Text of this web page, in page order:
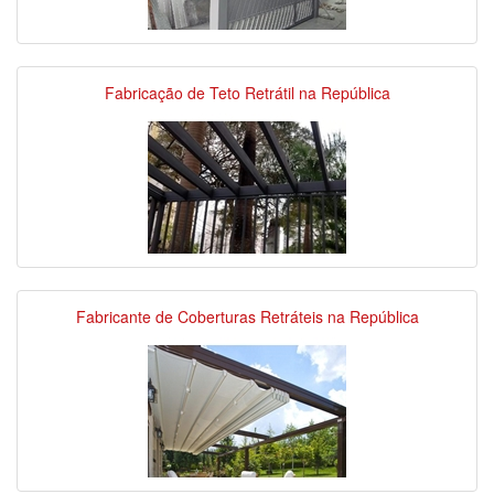
Fabricação de Teto Retrátil na República
Fabricante de Coberturas Retráteis na República